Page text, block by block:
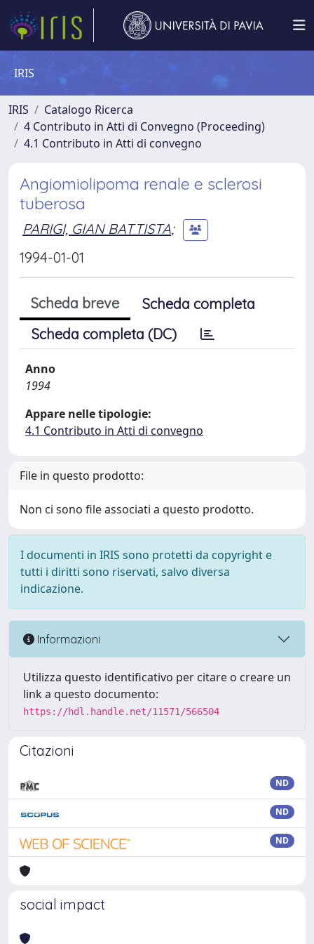
IRIS
IRIS
Catalogo Ricerca
4 Contributo in Atti di Convegno (Proceeding)
4.1 Contributo in Atti di convegno
Angiomiolipoma renale e sclerosi
tuberosa
PARIGI, GIAN BATTISTA;
1994-01-01
Scheda breve
Scheda completa
Scheda completa (DC)
Anno
1994
Appare nelle tipologie:
4.1 Contributo in Atti di convegno
File in questo prodotto:
Non ci sono file associati a questo prodotto.
I documenti in IRIS sono protetti da copyright e
tutti i diritti sono riservati, salvo diversa
indicazione.
Informazioni
Utilizza questo identificativo per citare o creare un
link a questo documento:
https://hdl.handle.net/11571/566504
Citazioni
ND
ND
ND
social impact